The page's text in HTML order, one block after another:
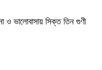
ও ভালোবাসায় সিক্ত তিন গুণী